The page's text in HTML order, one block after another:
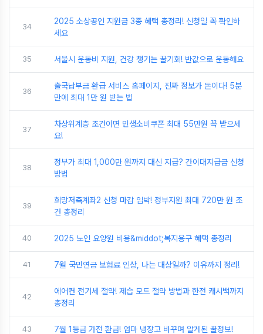
34
2025 소상공인 지원금 3종 혜택 총정리! 신청일 꼭 확인하
세요
35 서울시 운동비 지원, 건강 챙기는 꿀기회! 반값으로 운동해요
36
출국납부금 환급 서비스 홈페이지, 진짜 정보가 돈이다! 5분
만에 최대 1만 원 받는 법
37
차상위계층 조건이면 민생소비쿠폰 최대 55만원 꼭 받으세
요!
38
정부가 최대 1,000만 원까지 대신 지급? 간이대지급금 신청
방법
39
희망저축계좌2 신청 마감 임박! 정부지원 최대 720만 원 조
건 총정리
40 2025 노인 요양원 비용&middot;복지용구 혜택 총정리
41 7월 국민연금 보험료 인상, 나는 대상일까? 이유까지 정리!
42
에어컨 전기세 절약! 제습 모드 절약 방법과 한전 캐시백까지
총정리
43 7월 1등급 가전 환급! 엄마 냉장고 바꾸며 알게된 꿀정보!